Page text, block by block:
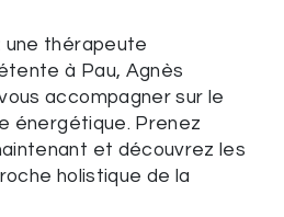
une thérapeute
à Pau, Agnès
accompagner sur le
énergétique. Prenez
et découvrez les
holistique de la